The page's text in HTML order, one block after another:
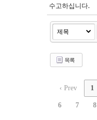
수고하십니다.
목록
‹ Prev 1
6 7 8